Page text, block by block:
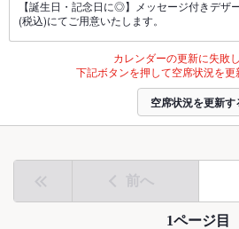
【誕生日・記念日に◎】メッセージ付きデザ
(税込)にてご用意いたします。
カレンダーの更新に失敗し
下記ボタンを押して空席状況を更
空席状況を更新す
前へ
1ページ目